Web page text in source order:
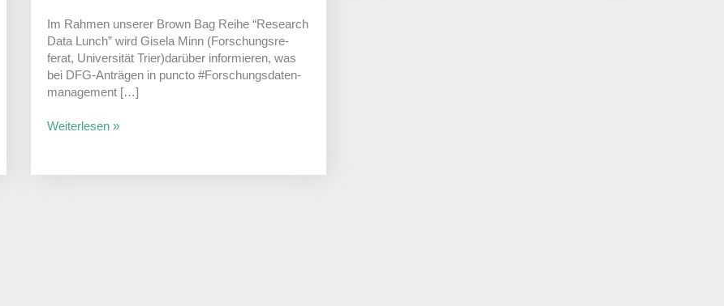
Im Rahmen unserer Brown Bag Reihe “Rese­arch
Data Lunch” wird Gisela Minn (Forschungs­re­
ferat, Univer­sität Trier)darüber infor­mieren, was
bei DFG-Anträgen in puncto #Forschungs­da­ten­
ma­nage­ment […]
Weiterlesen »